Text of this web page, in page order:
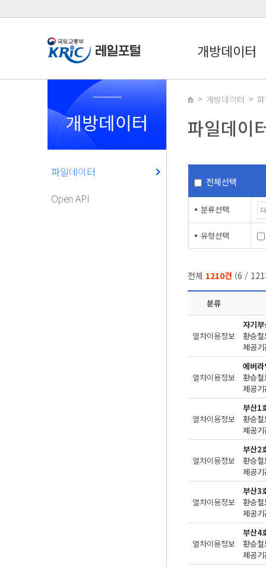
개방데이터
개방데이터
파일데이터
Open API
개방데이터
파일데이
전체선택
분류선택
유형선택
전체 1210건 (6 / 121
분류
열차이용정보
자기
환승
제공
열차이용정보
에버
환승
제공
열차이용정보
부산1
환승
제공
열차이용정보
부산2
환승
제공
열차이용정보
부산3
환승
제공
열차이용정보
부산4
환승
제공